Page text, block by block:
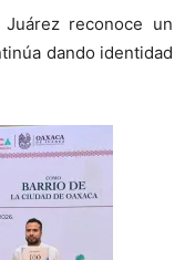
reconoce un
dando identidad